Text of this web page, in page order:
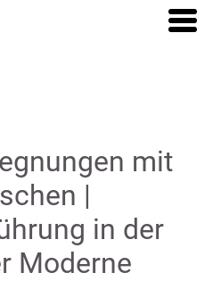
mit
|
in der
Moderne